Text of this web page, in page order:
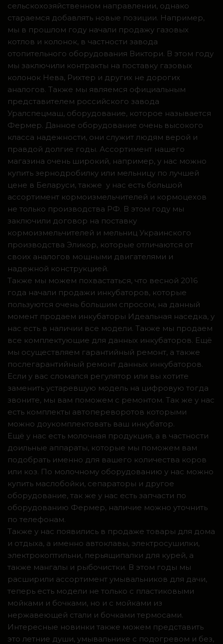
сельскохозяйственном направлении, однако
стараемся добавлять новые позиции. Например,
мы в прошлом году начали продажу газовых
котлов и колонок, в частности завода
отопительного оборудования Виктори. В этом году
мы заключили контракты на поставку газовых
колонок Нева, Рихтер и других не дорогих
аналогов. Также мы являемся официальным
представителем российского завода
Уралспецмаш, оборудование, которое называется
Фермер. Данное оборудование очень высокого
класса надежности, они служит людям верой и
правдой долгие годы. Ассортимент нашего
магазина очень широкий, например, у нас можно
купить зернодробилку или мельницу по лучшей
цене в Беларуси, также у нас есть большой
ассортимент кормоизмельчителей и кормоцехов
не только производства РФ. В этом году мы
заключили договор на поставку
кормоизмельчителей и мельниц Украинского
производства Эликор, которые отличаются от
своих аналогов мощными двигателями и
надежной конструкцией.
Также мы можем похвастаться, что весной 2016
года начали продажи инкубаторов, которые
пользуются очень большим спросом, на данный
момент продаем инкубаторы Идеальная наседка, у
нас есть в наличии все модели. Также мы продаем
все комплектующие для данных инкубаторов. Ещё
мы осуществляем гарантийный ремонт, а также
послегарантийный ремонт данных инкубаторов.
Если у вас сломался регулятор или вы хотите
заменить устаревшую модель на цифровую тогда
звоните, мы вам поможем с ремонтом. Так же у нас
есть комплекты автопереворотов которыми
можно доукомплектовать ваш инкубатор.
Ещё у нас есть молочная продукция, а в частности
доильные аппараты, которые мы поможем вам
подобрать именно для вашего количества коров
или коз. По молочному оборудованию у нас можно
купить маслобойки, сепараторы и другое
оборудование, так же у нас есть запчасти по
оборудованию Фермер, наличие можно уточнить
по телефонам.
Также у нас появились в продаже товары для дома
и отдыха, а именно автоклавы, электросушилки,
электрокоптильни, перьящипалки для курей, а
также мангалы и рыбочистки. В этом годы мы
расширили ассортимент умывальников для дачи,
теперь есть модели не только с пластиковыми
мойками и бочками, но и с мойками из
нержавеющей стали и бочками термосами.
Интересные новинки также можем представить
это летние души, умывальнике с подогревом и без,